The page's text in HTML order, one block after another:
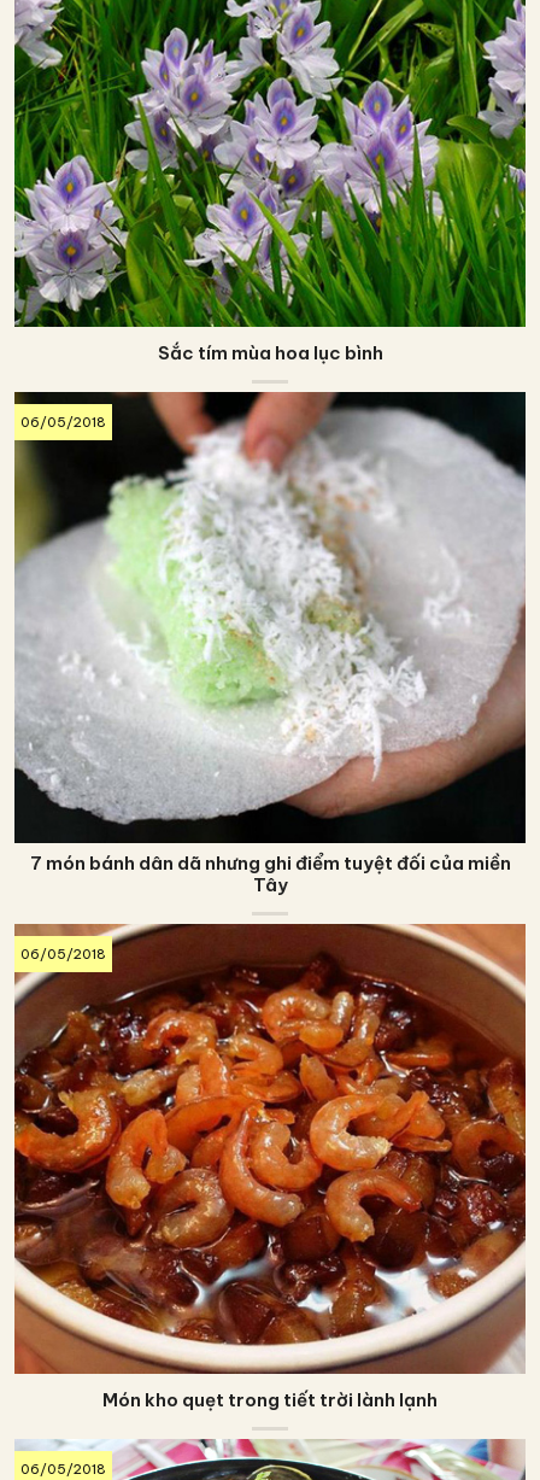
Sắc tím mùa hoa lục bình
06/05/2018
7 món bánh dân dã nhưng ghi điểm tuyệt đối của miền
Tây
06/05/2018
Món kho quẹt trong tiết trời lành lạnh
06/05/2018